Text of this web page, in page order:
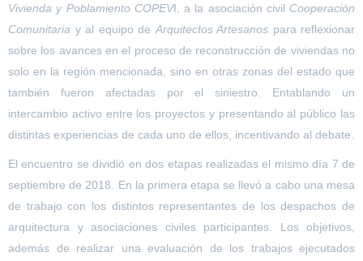
Vivienda y Poblamiento COPEVI, a la asociación civil Cooperación
Comunitaria y al equipo de Arquitectos Artesanos para reflexionar
sobre los avances en el proceso de reconstrucción de viviendas no
solo en la región mencionada, sino en otras zonas del estado que
también fueron afectadas por el siniestro. Entablando un
intercambio activo entre los proyectos y presentando al público las
distintas experiencias de cada uno de ellos, incentivando al debate.
El encuentro se dividió en dos etapas realizadas el mismo día 7 de
septiembre de 2018. En la primera etapa se llevó a cabo una mesa
de trabajo con los distintos representantes de los despachos de
arquitectura y asociaciones civiles participantes. Los objetivos,
además de realizar una evaluación de los trabajos ejecutados